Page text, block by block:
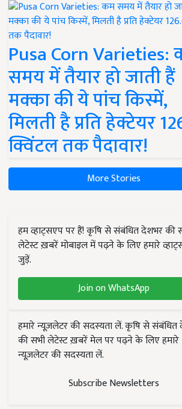
Pusa Corn Varieties:
समय में तैयार हो जाती हैं
मक्का की ये पांच किस्में,
मिलती है प्रति हेक्टेयर
क्विंटल तक पैदावार!
More Stories
हम व्हाट्सएप पर हैं! कृषि से संबंधित देशभर की
लेटेस्ट ख़बरें मोबाइल में पढ़ने के लिए हमारे
जुड़ें.
Join on WhatsApp
हमारे न्यूज़लेटर की सदस्यता लें. कृषि से संबंधित
की सभी लेटेस्ट ख़बरें मेल पर पढ़ने के लिए हमारे
न्यूज़लेटर की सदस्यता लें.
Subscribe Newsletters